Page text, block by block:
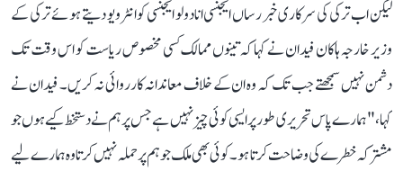
لیکن اب ترکی کی سرکاری خبر رساں ایجنسی انادولو ایجنسی کو انٹرویو دیتے ہوئے ترکی کے
وزیر خارجہ ہاکان فیدان نے کہا کہ تینوں ممالک کسی مخصوص ریاست کو اس وقت تک
دشمن نہیں سمجھتے جب تک کہ وہ ان کے خلاف معاندانہ کارروائی نہ کریں۔ فیدان نے
کہا، "ہمارے پاس تحریری طور پر ایسی کوئی چیز نہیں ہے جس پر ہم نے دستخط کیے ہوں جو
مشترکہ خطرے کی وضاحت کرتا ہو۔ کوئی بھی ملک جو ہم پر حملہ نہیں کرتا وہ ہمارے لیے